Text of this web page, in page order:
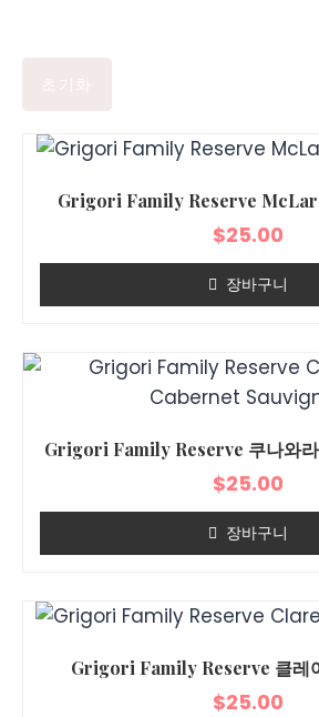
Grigori Family Reserve
$25.00
장바구니
Grigori Family Reserve 쿠나와
$25.00
장바구니
Grigori Family Reserve 클레
$25.00